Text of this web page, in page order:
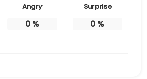
Angry
0%
Surprise
0 %